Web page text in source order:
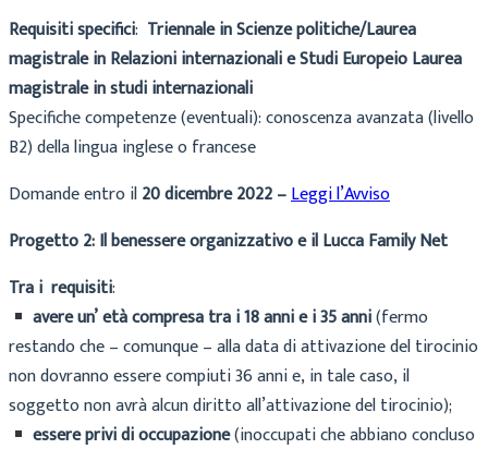
Requisiti specifici: Triennale in Scienze politiche/Laurea
magistrale in Relazioni internazionali e Studi Europeio Laurea
magistrale in studiinternazionali
Specifiche competenze (eventuali): conoscenza avanzata (livello
B2) della lingua inglese o francese
Domande entro il20 dicembre 2022 –Leggi l’Avviso
Progetto2:Il benessere organizzativo e il Lucca Family Net
Tra i requisiti:
avereun’etàcompresatrai18anniei35anni(fermo
restandoche–comunque–alladatadiattivazionedeltirocinio
nondovrannoesserecompiuti36annie,intalecaso,il
soggettonon avràalcun dirittoall’attivazione del tirocinio);
essere privi di occupazione(inoccupati che abbiano concluso